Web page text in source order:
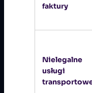
faktury
Nielegalne
usługi